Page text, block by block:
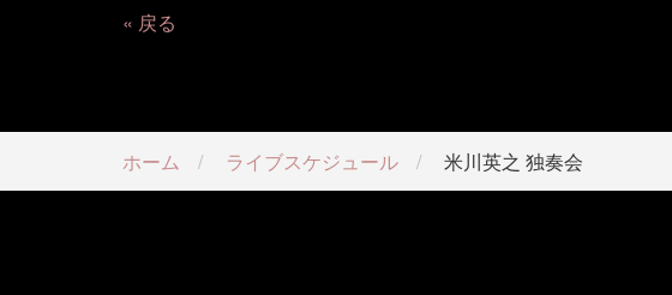
戻る
ホーム ライブスケジュール 米川英之 独奏会